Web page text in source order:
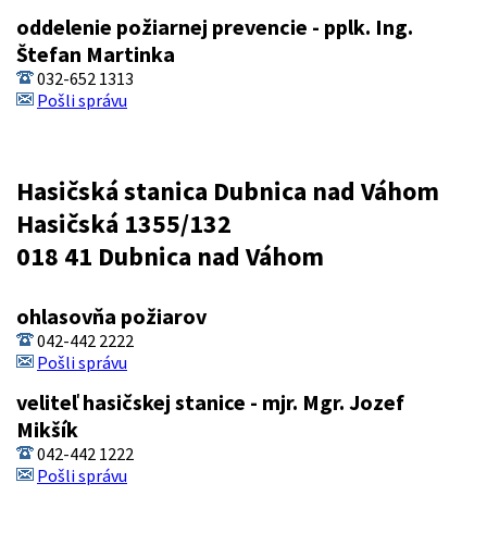
oddelenie požiarnej prevencie - pplk. Ing.
Štefan Martinka
032-652 1313
Pošli správu
Hasičská stanica Dubnica nad Váhom
Hasičská 1355/132
018 41 Dubnica nad Váhom
ohlasovňa požiarov
042-442 2222
Pošli správu
veliteľ hasičskej stanice - mjr. Mgr. Jozef
Mikšík
042-442 1222
Pošli správu